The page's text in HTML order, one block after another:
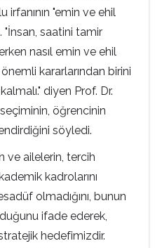
irfanının "emin ve ehil
"İnsan, saatini tamir
nasıl emin ve ehil
önemli kararlarından birini
diyen Prof. Dr.
öğrencinin
söyledi.
ve ailelerin, tercih
kadrolarını
olmadığını, bunun
ifade ederek,
hedefimizdir.